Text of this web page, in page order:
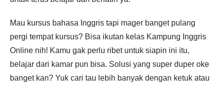
Mau kursus bahasa Inggris tapi mager banget pulang
pergi tempat kursus? Bisa ikutan kelas Kampung Inggris
Online nih! Kamu gak perlu ribet untuk siapin ini itu,
belajar dari kamar pun bisa. Solusi yang super duper oke
banget kan? Yuk cari tau lebih banyak dengan ketuk atau